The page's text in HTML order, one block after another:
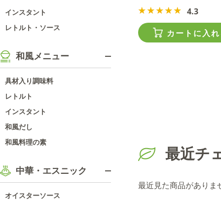
インスタント
レトルト・ソース
和風メニュー
具材入り調味料
レトルト
インスタント
和風だし
和風料理の素
中華・エスニック
オイスターソース
4.3
カートに入
最近チ
最近見た商品がありま